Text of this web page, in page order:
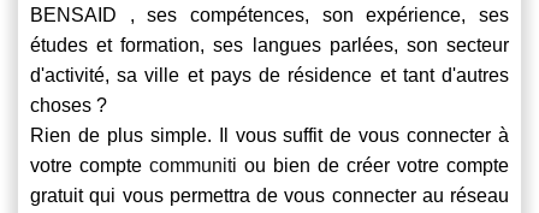
BENSAID , ses compétences, son expérience, ses
études et formation, ses langues parlées, son secteur
d'activité, sa ville et pays de résidence et tant d'autres
choses ?
Rien de plus simple. Il vous suffit de vous connecter à
votre compte communiti ou bien de créer votre compte
gratuit qui vous permettra de vous connecter au réseau